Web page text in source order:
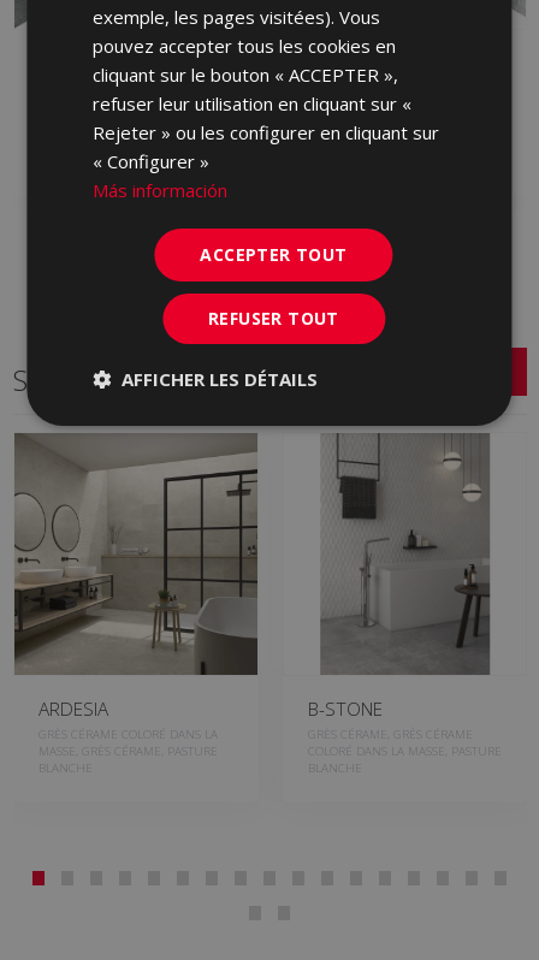
HOOD ORIGINS
GRAPHIT 26,5 X 31,5
S0001170 | 26.5x31.5
Ajouter aux favoris
HOOD ORIGINS GREY
26,5 X 31,5
S0001169 | 26.5x31.5
Ajouter aux favoris
Série connexe
ARDESIA
GRÈS CÉRAME COLORÉ DANS LA
MASSE, GRÈS CÉRAME, PASTURE
BLANCHE
B-STONE
GRÈS CÉRAME, GRÈS CÉRAME
COLORÉ DANS LA MASSE, PASTURE
BLANCHE
exemple, les pages visitées). Vous
pouvez accepter tous les cookies en
cliquant sur le bouton « ACCEPTER »,
refuser leur utilisation en cliquant sur «
Rejeter » ou les configurer en cliquant sur
« Configurer »
Más información
ACCEPTER TOUT
REFUSER TOUT
AFFICHER LES DÉTAILS